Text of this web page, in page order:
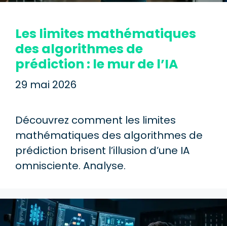
Les limites mathématiques
des algorithmes de
prédiction : le mur de l’IA
29 mai 2026
Découvrez comment les limites
mathématiques des algorithmes de
prédiction brisent l’illusion d’une IA
omnisciente. Analyse.